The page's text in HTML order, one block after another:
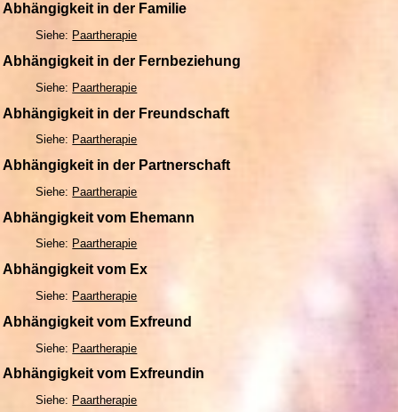
Abhängigkeit in der Familie
Siehe: Paartherapie
Abhängigkeit in der Fernbeziehung
Siehe: Paartherapie
Abhängigkeit in der Freundschaft
Siehe: Paartherapie
Abhängigkeit in der Partnerschaft
Siehe: Paartherapie
Abhängigkeit vom Ehemann
Siehe: Paartherapie
Abhängigkeit vom Ex
Siehe: Paartherapie
Abhängigkeit vom Exfreund
Siehe: Paartherapie
Abhängigkeit vom Exfreundin
Siehe: Paartherapie